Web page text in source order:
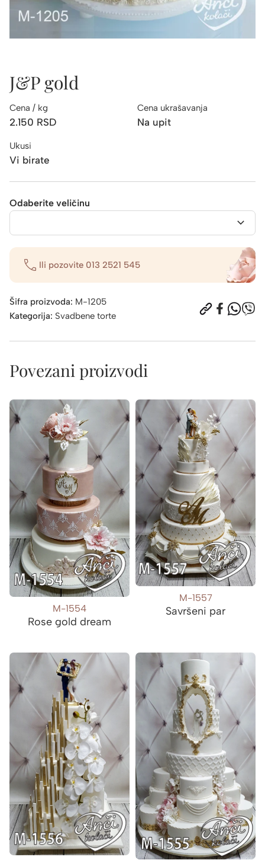
J&P gold
Cena / kg
2.150 RSD
Cena ukrašavanja
Na upit
Ukusi
Vi birate
Odaberite veličinu
Ili pozovite 013 2521 545
Šifra proizvoda: M-1205
Kategorija: Svadbene torte
Povezani proizvodi
M-1554
Rose gold dream
M-1557
Savršeni par